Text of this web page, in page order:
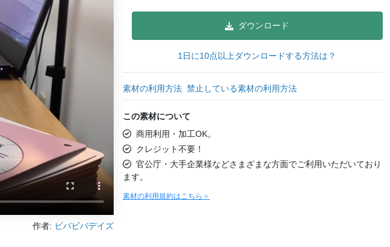
作者: ビバビバデイズ
ダウンロード
1日に10点以上ダウンロードする方法は？
素材の利用方法 禁止している素材の利用方法
この素材について
商用利用・加工OK。
クレジット不要！
官公庁・大手企業様などさまざまな方面でご利用いただいており
ます。
素材の利用規約はこちら＞